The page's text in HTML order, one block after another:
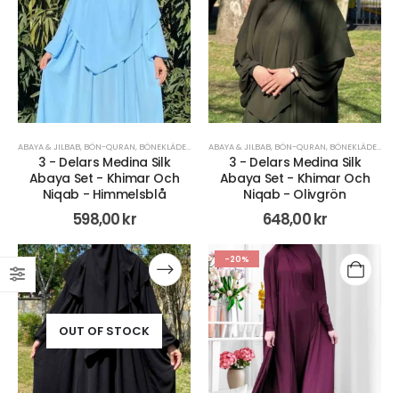
ABAYA & JILBAB, BÖN-QURAN, BÖNEKLÄDER HIJAB,JILBAB OCH KHIMAR,KLÄDER
3 - Delars Medina Silk
Abaya Set - Khimar Och
Niqab - Himmelsblå
598,00kr
ABAYA & JILBAB, BÖN-QURAN, BÖNEKLÄDER
3 - Delars Medina Silk
Abaya Set - Khimar Och
Niqab - Olivgrön
648,00kr
OUT OF STOCK
-20%